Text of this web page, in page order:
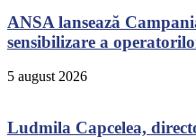
ANSA lansează
sensibilizare a
5 august 2026
Ludmila Capcelea,